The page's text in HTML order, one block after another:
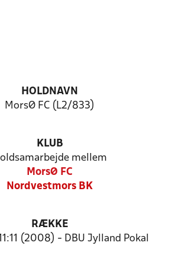
HOLDNAVN
MorsØ FC (L2/833)
KLUB
mellem
MorsØ FC
Nordvestmors BK
RÆKKE
(2008) - DBU Jylland Pokal